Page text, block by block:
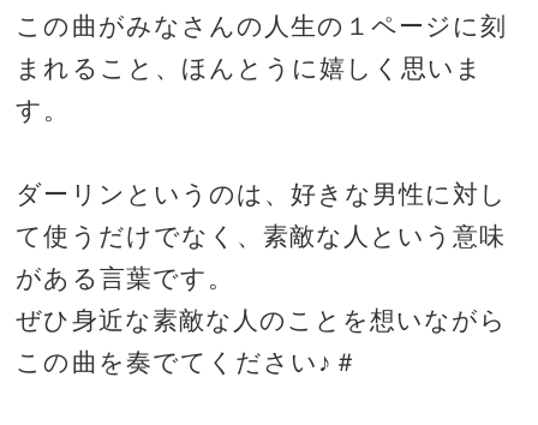
この曲がみなさんの人生の１ページに刻
まれること、ほんとうに嬉しく思いま
す。
ダーリンというのは、好きな男性に対し
て使うだけでなく、素敵な人という意味
がある言葉です。
ぜひ身近な素敵な人のことを想いながら
この曲を奏でてください♪＃